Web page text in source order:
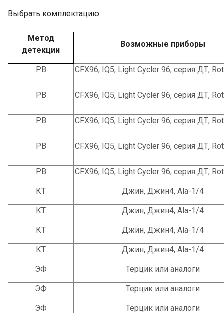
Выбрать комплектацию
Метод
детекции
Возможные приборы
РВ CFX96, IQ5, Light Cycler 96, серия ДТ,
РВ CFX96, IQ5, Light Cycler 96, серия ДТ,
РВ CFX96, IQ5, Light Cycler 96, серия ДТ,
РВ CFX96, IQ5, Light Cycler 96, серия ДТ,
РВ CFX96, IQ5, Light Cycler 96, серия ДТ,
КТ Джин, Джин4, Ala-1/4
КТ Джин, Джин4, Ala-1/4
КТ Джин, Джин4, Ala-1/4
КТ Джин, Джин4, Ala-1/4
ЭФ Терцик или аналоги
ЭФ Терцик или аналоги
ЭФ Терцик или аналоги